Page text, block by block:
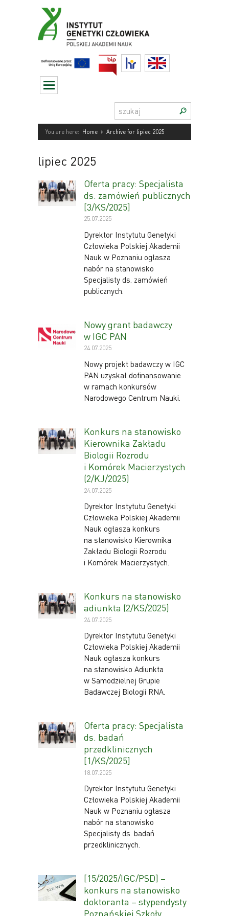
BIP HR
Szukaj:
You are here: Home › Archive for lipiec 2025
lipiec 2025
Oferta pracy: Specjalista
ds. zamówień publicznych
[3/KS/2025]
25.07.2025
Dyrektor Instytutu Genetyki
Człowieka Polskiej Akademii
Nauk w Poznaniu ogłasza
nabór na stanowisko
Specjalisty ds. zamówień
publicznych.
Nowy grant badawczy
w IGC PAN
24.07.2025
Nowy projekt badawczy w IGC
PAN uzyskał dofinansowanie
w ramach konkursów
Narodowego Centrum Nauki.
Konkurs na stanowisko
Kierownika Zakładu
Biologii Rozrodu
i Komórek Macierzystych
(2/KJ/2025)
24.07.2025
Dyrektor Instytutu Genetyki
Człowieka Polskiej Akademii
Nauk ogłasza konkurs
na stanowisko Kierownika
Zakładu Biologii Rozrodu
i Komórek Macierzystych.
Konkurs na stanowisko
adiunkta (2/KS/2025)
24.07.2025
Dyrektor Instytutu Genetyki
Człowieka Polskiej Akademii
Nauk ogłasza konkurs
na stanowisko Adiunkta
w Samodzielnej Grupie
Badawczej Biologii RNA.
Oferta pracy: Specjalista
ds. badań
przedklinicznych
[1/KS/2025]
18.07.2025
Dyrektor Instytutu Genetyki
Człowieka Polskiej Akademii
Nauk w Poznaniu ogłasza
nabór na stanowisko
Specjalisty ds. badań
przedklinicznych.
[15/2025/IGC/PSD] –
konkurs na stanowisko
doktoranta – stypendysty
Poznańskiej Szkoły